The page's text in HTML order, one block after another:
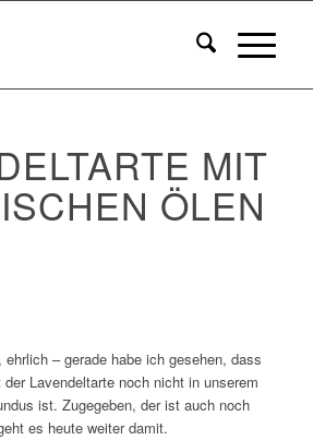
MIT
ÖLEN
– gerade habe ich gesehen, dass
Lavendeltarte noch nicht in unserem
ist. Zugegeben, der ist auch noch
es heute weiter damit.